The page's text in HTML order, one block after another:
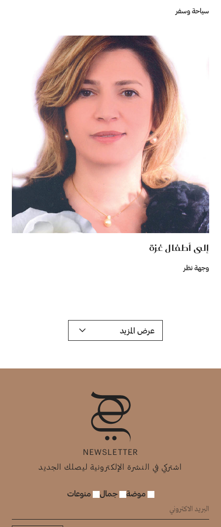
سياحة وسفر
إلى أطفال غزة
وجهة نظر
عرض المزيد
NEWSLETTER
اشتركي في النشرة الإلكترونية ليصلك الجديد
موضة جمال منوعات